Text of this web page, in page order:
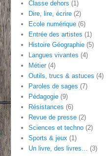
Classe dehors (1)
Dire, lire, écrire (2)
Ecole numérique (6)
Entrée des artistes (1)
Histoire Géographie (5)
Langues vivantes (4)
Métier(4)
Outils, trucs & astuces (4)
Paroles de sages (7)
Pédagogie (9)
Résistances (6)
Revue de presse (2)
Sciences et techno (2)
Sports & jeux (1)
Un livre, des livres… (3)